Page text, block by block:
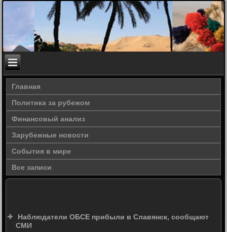
Главная
Политика за рубежом
Финансовый анализ
Зарубежные новости
События в мире
Все записи
Наблюдатели ОБСЕ прибыли в Славянск, сообщают
СМИ